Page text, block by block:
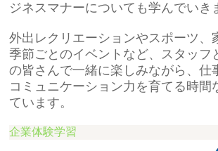
ジネスマナーについても学んでいき
外出レクリエーションやスポーツ、
季節ごとのイベントなど、スタッフ
の皆さんで一緒に楽しみながら、仕
コミュニケーション力を育てる時間
ています。
企業体験学習